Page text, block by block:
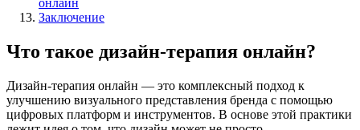
Заключение
Что такое дизайн-терапия онлайн?
Дизайн-терапия онлайн — это комплексный подход к
улучшению визуального представления бренда с помощью
цифровых платформ и инструментов. В основе этой практики